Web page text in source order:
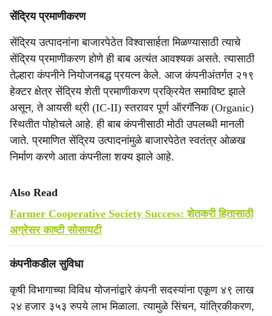
सेंद्रिय प्रमाणीकरण
सेंद्रिय उत्पादनांना बाजारपेठेत विश्वासार्हता मिळण्यासाठी त्याचे
सेंद्रिय प्रमाणीकरण होणे ही बाब अत्यंत आवश्यक असते. त्यासाठी
तेल्हारा कंपनीने नियोजनबद्ध प्रयत्न केले. आज कंपनीअंतर्गत २१९
हेक्टर क्षेत्र सेंद्रिय शेती प्रमाणीकरण प्रक्रियेत समाविष्ट झाले
असून, ते आयसी थ्री (IC-II) स्तरावर पूर्ण ऑरगॅनिक (Organic)
स्थितीत पोहोचले आहे. ही बाब कंपनीसाठी मोठी उपलब्धी मानली
जाते. प्रमाणित सेंद्रिय उत्पादनांमुळे बाजारपेठेत स्वतंत्र ओळख
निर्माण करणे आता कंपनीला शक्य झाले आहे.
Also Read
Farmer Cooperative Society Success: शेतकरी हितासाठी
अग्रेसर काष्टी सोसायटी
कंपनीकडील सुविधा
कृषी विभागाच्या विविध योजनांद्वारे कंपनी सदस्यांना एकूण ४९ लाख
२४ हजार ३५३ रुपये लाभ मिळाला. त्यामुळे सिंचन, यांत्रिकीकरण,